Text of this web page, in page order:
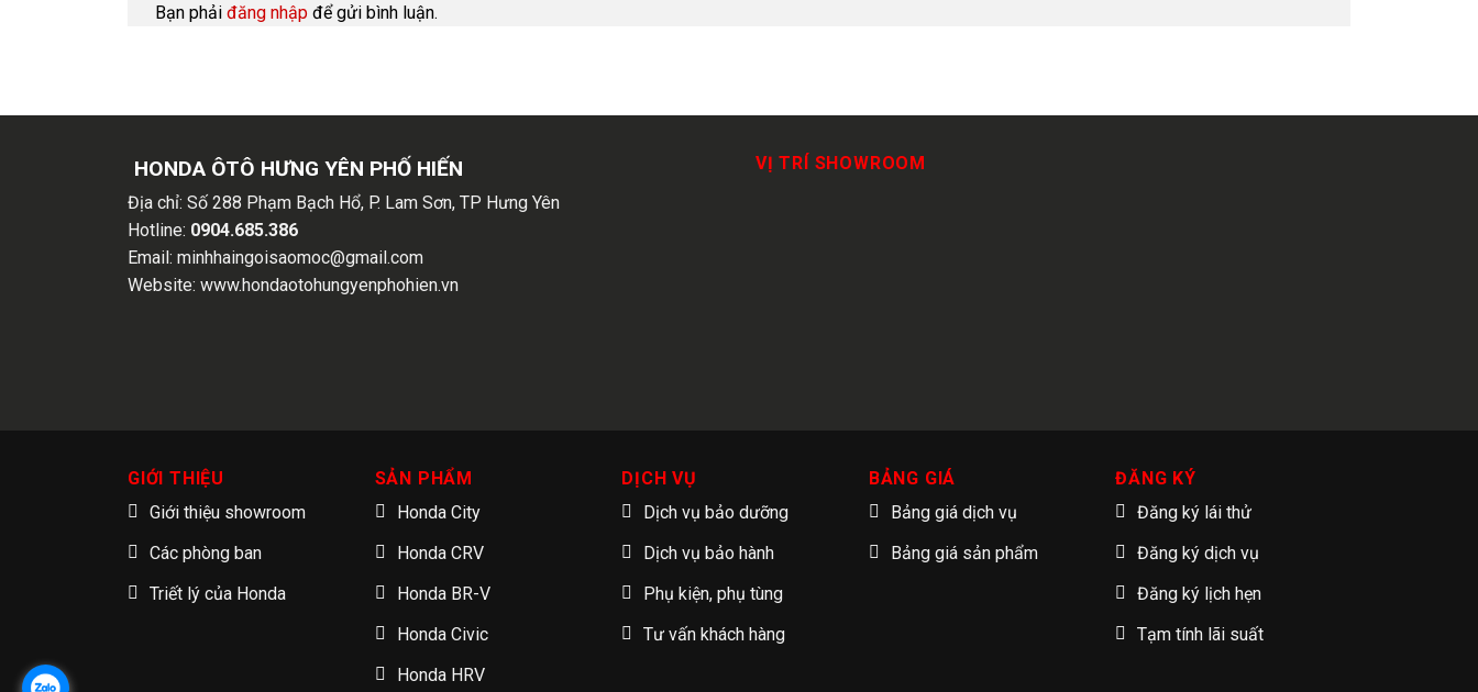
Bạn phải đăng nhập để gửi bình luận.
HONDA ÔTÔ HƯNG YÊN PHỐ HIẾN
Địa chỉ: Số 288 Phạm Bạch Hổ, P. Lam Sơn, TP Hưng Yên
Hotline: 0904.685.386
Email: minhhaingoisaomoc@gmail.com
Website: www.hondaotohungyenphohien.vn
VỊ TRÍ SHOWROOM
GIỚI THIỆU
Giới thiệu showroom
Các phòng ban
Triết lý của Honda
SẢN PHẨM
Honda City
Honda CRV
Honda BR-V
Honda Civic
Honda HRV
DỊCH VỤ
Dịch vụ bảo dưỡng
Dịch vụ bảo hành
Phụ kiện, phụ tùng
Tư vấn khách hàng
BẢNG GIÁ
Bảng giá dịch vụ
Bảng giá sản phẩm
ĐĂNG KÝ
Đăng ký lái thử
Đăng ký dịch vụ
Đăng ký lịch hẹn
Tạm tính lãi suất